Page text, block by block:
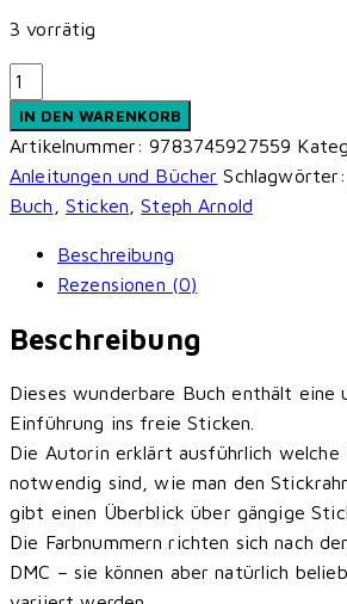
3 vorrätig
1000x
Sticken
-
Die
große
(Steph
Arnold)
IN DEN WARENKORB
Artikelnummer:9783745927559
Anleitungen und Bücher Schlagwörter:
Buch
Sticken ,Steph Arnold
Beschreibung
Rezensionen (0)
Beschreibung
Dieses wunderbare Buch enthält eine
Einführung ins freie Sticken.
Die Autorin erklärt ausführlich welche
notwendig sind, wie man den
gibt einen Überblick über gängige
Die Farbnummern richten sich nach
DMC – sie können aber natürlich